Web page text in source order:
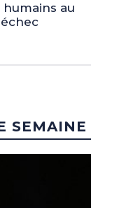
humains au
SEMAINE